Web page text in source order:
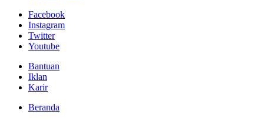
Facebook
Instagram
Twitter
Youtube
Bantuan
Iklan
Karir
Beranda